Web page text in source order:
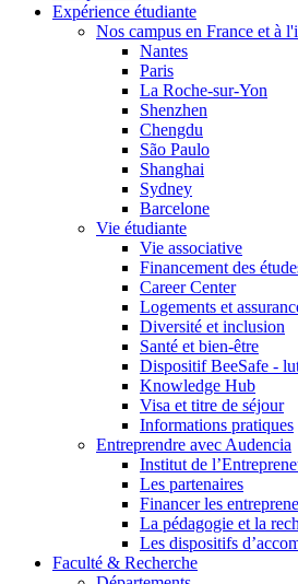
Expérience étudiante
Nos campus en France et à
Nantes
Paris
La Roche-sur-Yon
Shenzhen
Chengdu
São Paulo
Shanghai
Sydney
Barcelone
Vie étudiante
Vie associative
Financement des
Career Center
Logements et
Diversité et inclusion
Santé et bien-être
Dispositif BeeSafe -
Knowledge Hub
Visa et titre de séjour
Informations pratiques
Entreprendre avec Audencia
Institut de
Les partenaires
Financer les
La pédagogie et la
Les dispositifs
Faculté & Recherche